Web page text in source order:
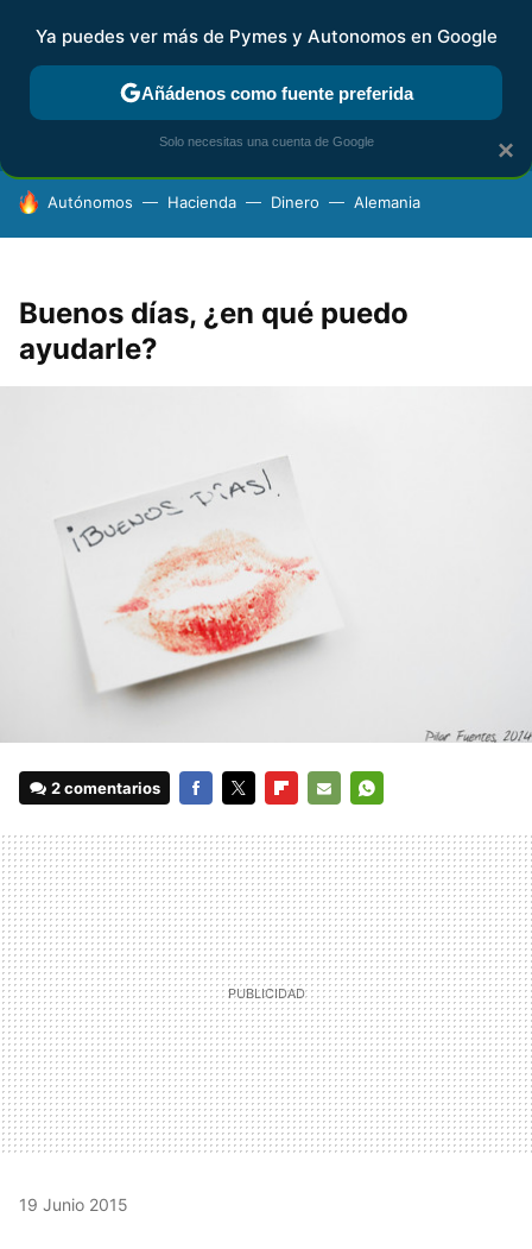
FISCALIDAD Y CONTABILIDAD KIT DIGITAL RENTA
HOY SE HABLA DE
Autónomos Hacienda Dinero Alemania
Buenos días, ¿en qué puedo
ayudarle?
2 comentarios
MAIL
19 Junio 2015
×
Ya puedes ver más de Pymes y Autonomos en Google
Añádenos como fuente preferida
Solo necesitas una cuenta de Google